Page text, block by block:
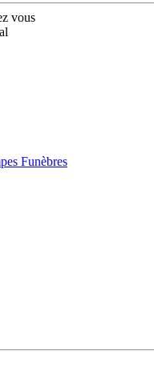
vous
Funèbres